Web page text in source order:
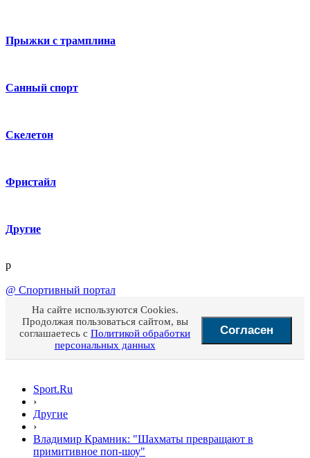
Прыжки с трамплина
Санный спорт
Скелетон
Фристайл
Другие
p
@ Спортивный портал
На сайте используются Cookies.
Продолжая пользоваться сайтом, вы
соглашаетесь с Политикой обработки
персональных данных
Согласен
Sport.Ru
›
Другие
›
Владимир Крамник: "Шахматы превращают в
примитивное поп-шоу"